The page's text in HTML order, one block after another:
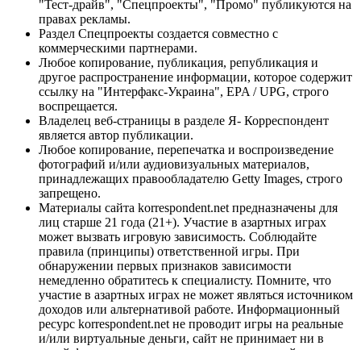
"Тест-драйв", "Спецпроекты", "Промо" публикуются на
правах рекламы.
Раздел Спецпроекты создается совместно с
коммерческими партнерами.
Любое копирование, публикация, републикация и
другое распространение информации, которое содержит
ссылку на "Интерфакс-Украина", EPA / UPG, строго
воспрещается.
Владелец веб-страницы в разделе Я- Корреспондент
является автор публикации.
Любое копирование, перепечатка и воспроизведение
фотографий и/или аудиовизуальных материалов,
принадлежащих правообладателю Getty Images, строго
запрещено.
Материалы сайта korrespondent.net предназначены для
лиц старше 21 года (21+). Участие в азартных играх
может вызвать игровую зависимость. Соблюдайте
правила (принципы) ответственной игры. При
обнаружении первых признаков зависимости
немедленно обратитесь к специалисту. Помните, что
участие в азартных играх не может являться источником
доходов или альтернативой работе. Информационный
ресурс korrespondent.net не проводит игры на реальные
и/или виртуальные деньги, сайт не принимает ни в